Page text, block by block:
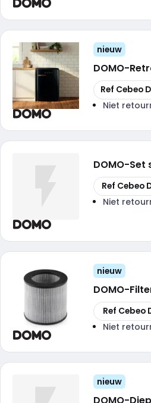
nieuw
DOMO-
Kopiëren
Ref Cebeo
Niet
DOMO-Set
Kopiëren
Ref Cebeo
Niet
nieuw
DOMO-
Kopiëren
Ref Cebeo
Niet
nieuw
DOMO-